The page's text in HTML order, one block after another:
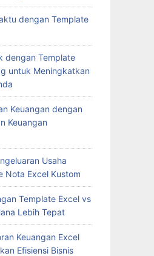
dengan Template
dengan Template
untuk Meningkatkan
Keuangan dengan
Keuangan
Usaha
Nota Excel Kustom
Template Excel vs
Lebih Tepat
Keuangan Excel
Efisiensi Bisnis